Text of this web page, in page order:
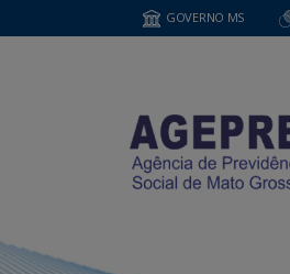
GOVERNO MS